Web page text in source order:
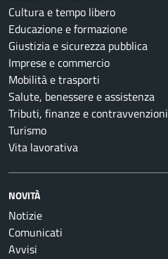
Cultura e tempo libero
Educazione e formazione
Giustizia e sicurezza pubblica
Imprese e commercio
Mobilità e trasporti
Salute, benessere e assistenza
Tributi, finanze e contravvenzioni
Turismo
Vita lavorativa
NOVITÀ
Notizie
Comunicati
Avvisi